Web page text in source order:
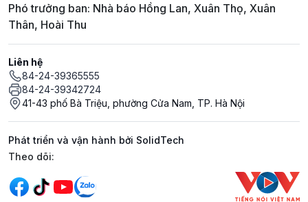
Phó trưởng ban: Nhà báo Hồng Lan, Xuân Thọ, Xuân
Thân, Hoài Thu
Liên hệ
84-24-39365555
84-24-39342724
41-43 phố Bà Triệu, phường Cửa Nam, TP. Hà Nội
Phát triển và vận hành bởi SolidTech
Mạng xã hội
Theo dõi: